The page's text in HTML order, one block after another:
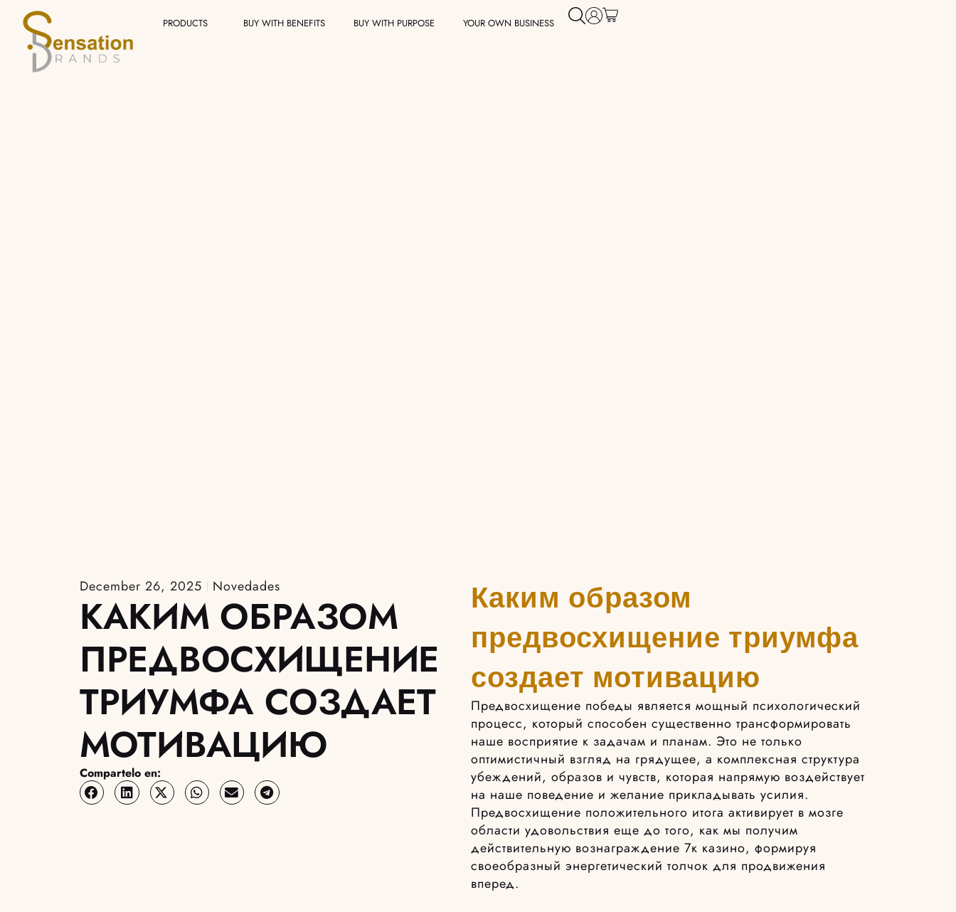
content
PRODUCTS BUY WITH BENEFITS BUY WITH PURPOSE YOUR OWN BUSINESS
December 26, 2025 Novedades
КАКИМ ОБРАЗОМ
ПРЕДВОСХИЩЕНИЕ
ТРИУМФА СОЗДАЕТ
МОТИВАЦИЮ
Compartelo en:
Каким образом
предвосхищение триумфа
создает мотивацию
Предвосхищение победы является мощный психологический
процесс, который способен существенно трансформировать
наше восприятие к задачам и планам. Это не только
оптимистичный взгляд на грядущее, а комплексная структура
убеждений, образов и чувств, которая напрямую воздействует
на наше поведение и желание прикладывать усилия.
Предвосхищение положительного итога активирует в мозге
области удовольствия еще до того, как мы получим
действительную вознаграждение 7к казино, формируя
своеобразный энергетический толчок для продвижения
вперед.